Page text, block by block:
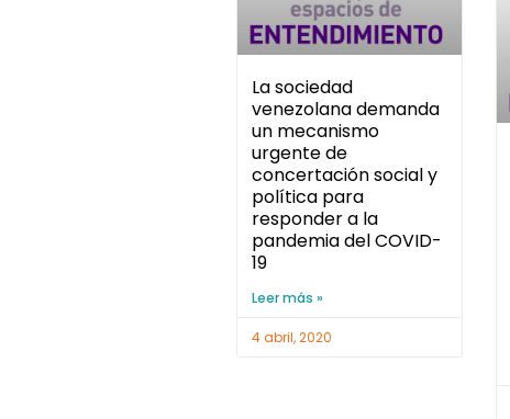
La sociedad
venezolana demanda
un mecanismo
urgente de
concertación social y
política para
responder a la
pandemia del COVID-
19
Leer más »
4 abril, 2020